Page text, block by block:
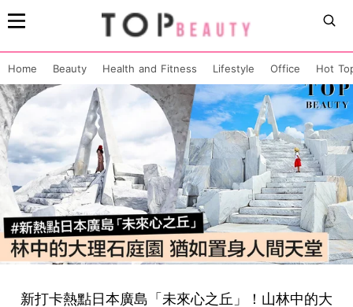
Home Beauty Health and Fitness Lifestyle Office Hot
新打卡熱點日本廣島「未來心之丘」！山林中的大